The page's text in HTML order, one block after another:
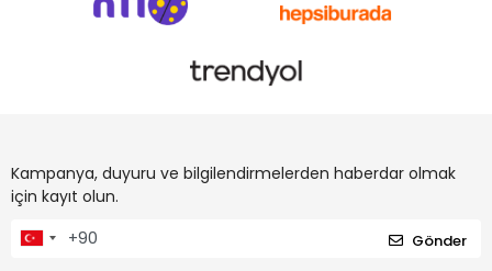
Kampanya, duyuru ve bilgilendirmelerden haberdar olmak
için kayıt olun.
Gönder